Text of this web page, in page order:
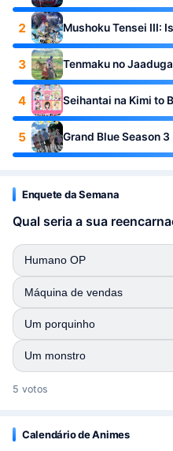
2 Mushoku Tensei III:
3 Tenmaku no
4 Seihantai na Kimi to
5 Grand Blue Season 3
Enquete da Semana
Qual seria a sua
Humano OP
Máquina de vendas
Um porquinho
Um monstro
5 votos
Calendário de Animes